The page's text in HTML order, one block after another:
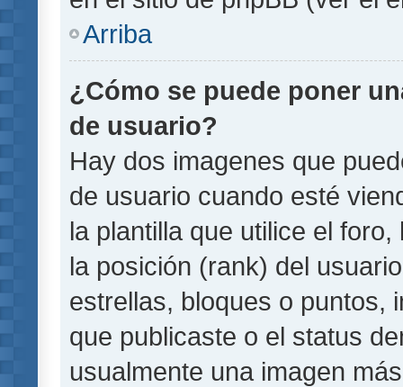
Arriba
¿Cómo se puede poner
de usuario?
Hay dos imagenes que
de usuario cuando esté
la plantilla que utilice el
la posición (rank) del
estrellas, bloques o puntos,
que publicaste o el status
usualmente una imagen